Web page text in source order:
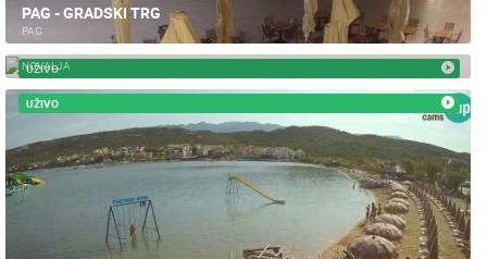
PAG - GRADSKI TRG
PAG
UŽIVO
NOVALJA - TRG LOŽA
NOVALJA
UŽIVO